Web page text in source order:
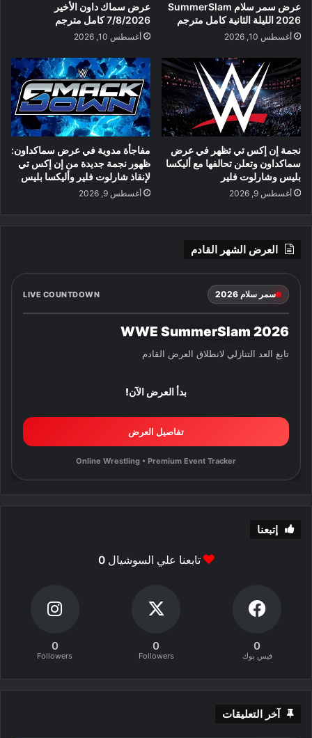
عرض سمر سلام SummerSlam
2026 الليلة الثانية كامل مترجم
أغسطس 10, 2026
عرض سماك داون الأخير
7/8/2026 كامل مترجم
أغسطس 10, 2026
نجمة إن إكس تي تظهر في عرض
سماكداون وتعلن تحالفها مع أليكسا
بليس وشارلوت فلير
أغسطس 9, 2026
مفاجأة مدوية في عرض سماكداون:
ظهور نجمة جديدة من إن إكس تي
لإنقاذ شارلوت فلير وأليكسا بليس
أغسطس 9, 2026
العرض الشهر القادم
سمر سلام 2026 LIVE COUNTDOWN
WWE SummerSlam 2026
تابع العد التنازلي لانطلاق العرض القادم
بدأ العرض الآن!
تفاصيل العرض
Online Wrestling • Premium Event Tracker
إتبعنا
تابعنا علي السوشيال0
0
فيس بوك
0
Followers
0
Followers
آخر التعليقات